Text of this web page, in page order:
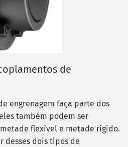
de
engrenagem faça parte dos
também podem ser
flexível e metade rígido.
desses dois tipos de